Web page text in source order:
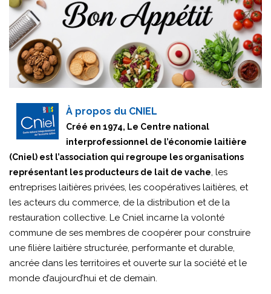
À propos du CNIEL
Créé en 1974, Le Centre national
interprofessionnel de l’économie laitière
(Cniel) est l’association qui regroupe les organisations
représentant les producteurs de lait de vache, les
entreprises laitières privées, les coopératives laitières, et
les acteurs du commerce, de la distribution et de la
restauration collective. Le Cniel incarne la volonté
commune de ses membres de coopérer pour construire
une filière laitière structurée, performante et durable,
ancrée dans les territoires et ouverte sur la société et le
monde d’aujourd’hui et de demain.